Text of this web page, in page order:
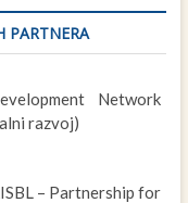
PARTNERA
Network
razvoj)
– Partnership for